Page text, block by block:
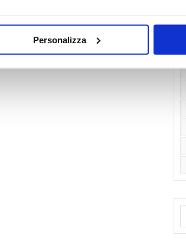
Personalizza